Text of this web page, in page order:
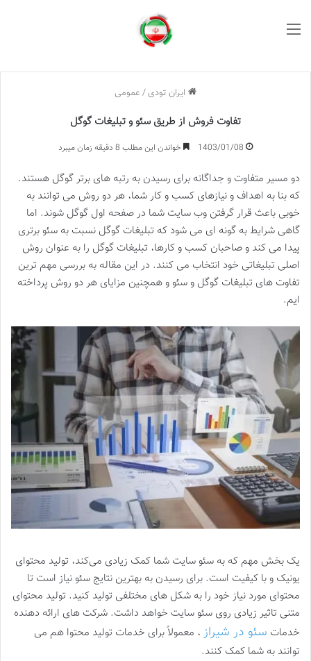
ایران تودی / عمومی
تفاوت فروش از طریق سئو و تبلیغات گوگل
1403/01/08 خواندن این مطلب 8 دقیقه زمان میبرد
دو مسیر متفاوت و جداگانه برای رسیدن به رتبه های برتر گوگل هستند.
که بنا به اهداف و نیازهای کسب و کار شما، هر دو روش می توانند به
خوبی باعث قرار گرفتن وب سایت شما در صفحه اول گوگل شوند. اما
گاهی شرایط به گونه ای می شود که تبلیغات گوگل نسبت به سئو برتری
پیدا می کند و صاحبان کسب و کارها، تبلیغات گوگل را به عنوان روش
اصلی تبلیغاتی خود انتخاب می کنند. در این مقاله به بررسی مهم ترین
تفاوت های تبلیغات گوگل و سئو و همچنین مزایای هر دو روش پرداخته
ایم.
یک بخش مهم که به سئو سایت شما کمک زیادی می‌کند، تولید محتوای
یونیک و با کیفیت است. برای رسیدن به بهترین نتایج سئو نیاز است تا
محتوای مورد نیاز خود را به شکل های مختلفی تولید کنید. تولید محتوای
متنی تاثیر زیادی روی سئو سایت خواهد داشت. شرکت های ارائه دهنده
خدمات سئو در شیراز ، معمولاً برای خدمات تولید محتوا هم می
توانند به شما کمک کنند.